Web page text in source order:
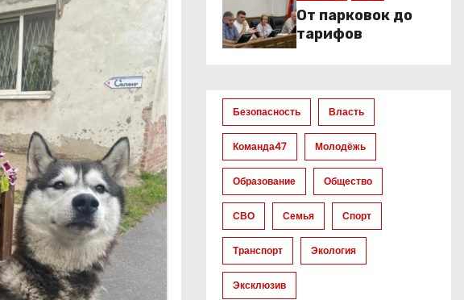
От парковок до
тарифов
Безопасность Власть
Команда47 Молодёжь
Образование Общество
СВО Семья Спорт
Транспорт Экология
Эксклюзив